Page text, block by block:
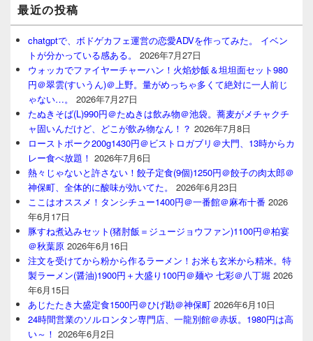
最近の投稿
chatgptで、ボドゲカフェ運営の恋愛ADVを作ってみた。 イベン
トが分かっている感ある。
2026年7月27日
ウォッカでファイヤーチャーハン！火焰炒飯＆坦坦面セット980
円＠翠雲(すいうん)＠上野。量がめっちゃ多くて絶対に一人前じ
ゃない…。
2026年7月27日
たぬきそば(L)990円＠たぬきは飲み物＠池袋。蕎麦がメチャクチ
ャ固いんだけど、どこが飲み物なん！？ 2026年7月8日
ローストポーク200g1430円＠ビストロガブリ＠大門、13時からカ
レー食べ放題！ 2026年7月6日
熱々じゃないと許さない！餃子定食(9個)1250円＠餃子の肉太郎＠
神保町、全体的に酸味が効いてた。
2026年6月23日
ここはオススメ！タンシチュー1400円＠一番館＠麻布十番 2026
年6月17日
豚すね煮込みセット(猪肘飯＝ジュージョウファン)1100円＠柏宴
＠秋葉原 2026年6月16日
注文を受けてから粉から作るラーメン！お米も玄米から精米。特
製ラーメン(醤油)1900円＋大盛り100円＠麺や 七彩＠八丁堀 2026
年6月15日
あじたたき大盛定食1500円＠ひげ勘＠神保町 2026年6月10日
24時間営業のソルロンタン専門店、一龍別館＠赤坂。1980円は高
い～！ 2026年6月2日